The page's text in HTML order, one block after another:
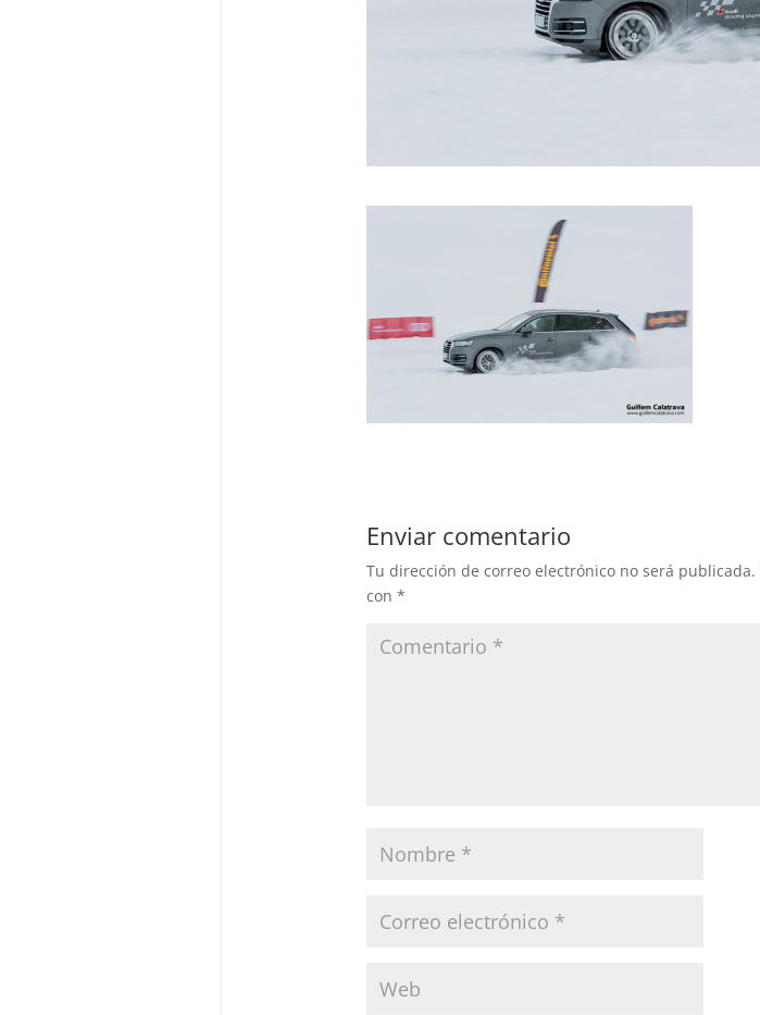
Enviar comentario
Tu dirección de correo electrónico no será publicada.
con *